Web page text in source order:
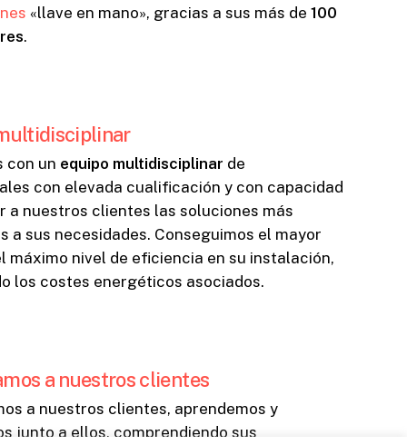
«llave en mano», gracias a sus más de 100
.
con un equipo multidisciplinar de
con elevada cualificación y con capacidad
a nuestros clientes las soluciones más
a sus necesidades. Conseguimos el mayor
máximo nivel de eficiencia en su instalación,
los costes energéticos asociados.
a nuestros clientes
a nuestros clientes, aprendemos y
junto a ellos, comprendiendo sus